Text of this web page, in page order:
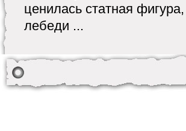
ценилась статная
лебеди ...